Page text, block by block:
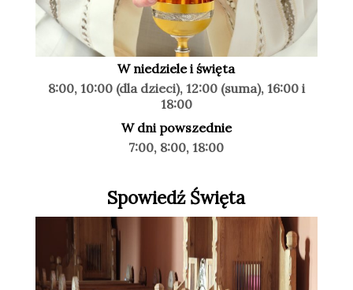
W niedziele i święta
8:00, 10:00 (dla dzieci), 12:00 (suma), 16:00 i
18:00
W dni powszednie
7:00, 8:00, 18:00
Spowiedź Święta